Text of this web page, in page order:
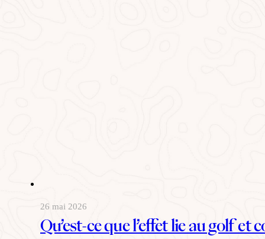
26 mai 2026
Qu’est-ce que l’effet lie au golf